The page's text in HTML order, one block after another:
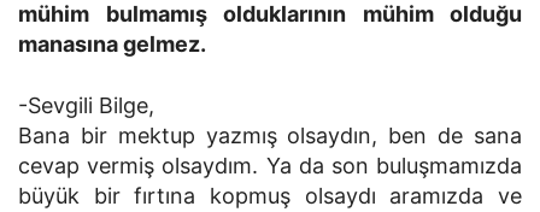
mühim bulmamış olduklarının mühim olduğu
manasına gelmez.
-Sevgili Bilge,
Bana bir mektup yazmış olsaydın, ben de sana
cevap vermiş olsaydım. Ya da son buluşmamızda
büyük bir fırtına kopmuş olsaydı aramızda ve